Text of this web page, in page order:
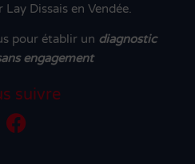
Dissais en Vendée.
pour établir un diagnostic
engagement
suivre